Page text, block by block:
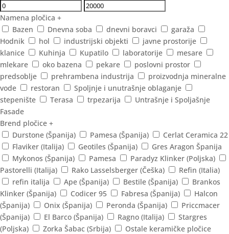
Namena pločica +
Bazen
Dnevna soba dnevni boravci
garaža
Hodnik
hol industrijski objekti
javne prostorije
klanice
Kuhinja Kupatilo laboratorije
mesare
mlekare
oko bazena pekare
poslovni prostor
predsoblje
prehrambena industrija
proizvodnja mineralne
vode
restoran
Spoljnje i unutrašnje oblaganje
stepenište
Terasa trpezarija
Untrašnje i Spoljašnje
Fasade
Brend pločice +
Durstone (Španija)
Pamesa (Španija)
Cerlat Ceramica 22
Flaviker (Italija)
Geotiles (Španija)
Gres Aragon Španija
Mykonos (Španija)
Pamesa
Paradyz Klinker (Poljska)
Pastorelli (Italija)
Rako Lasselsberger (Češka)
Refin (Italia)
refin italija
Ape (Španija) Bestile (Španija)
Brankos
Klinker (Španija)
Codicer 95 Fabresa (Španija)
Halcon
(Španija)
Onix (Španija) Peronda (Španija)
Priccmacer
(Španija)
El Barco (Španija) Ragno (Italija)
Stargres
(Poljska)
Zorka Šabac (Srbija)
Ostale keramičke pločice